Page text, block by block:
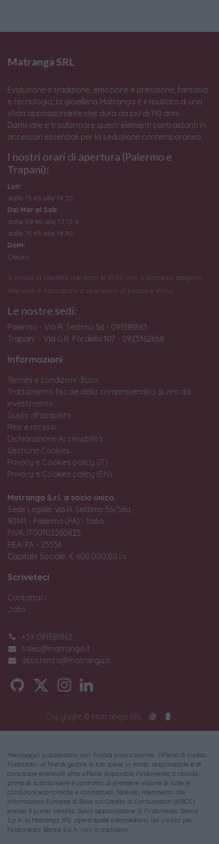
Matranga SRL
Evoluzione e tradizione, emozione e precisione, fantasia
e tecnologia, la gioielleria Matranga è il risultato di una
sfida appassionante che dura da più di 110 anni.
Dominare e trasformare questi elementi contrastanti in
accessori essenziali per la seduzione contemporanea.
I nostri orari di apertura (Palermo e
Trapani):
Lun:
dalle 15:45 alle 19:30
Dal Mar al Sab:
dalle 09:45 alle 13:15 e
dalle 15:45 alle 19:30
Dom:
Chiuso
Si avvisa la clientela che dopo le 19:00 non si potranno eseguire
interventi in laboratorio o operazioni di perizia e stima.
Le nostre sedi:
Palermo - Via R. Settimo 56 - 091581863
Trapani - Via G.B. Fardella 107 - 0923362658
Informazioni
Termini e condizioni d'uso
Trattamento fiscale della compravendita di oro da
investimento
Guida all'acquisto
Resi e recessi
Dichiarazione Accessibilità
Gestione Cookies
Privacy e Cookies policy (IT)
Privacy e Cookies policy (EN)
Matranga S.r.l. a socio unico.
Sede Legale: via R. Settimo 56/56a,
90141 - Palermo (PA) - Italia
P.IVA: IT00102260825
REA: PA - 25536
Capitale Sociale: € 600.000,00 i.v.
Scriveteci
Contattaci
Jobs
+39 091581863
sales@matranga.it
assistenza@matranga.it
Copyright © Matranga SRL
*Messaggio pubblicitario con finalità promozionale. Offerta di credito
finalizzato. Al fine di gestire le tue spese in modo responsabile e di
conoscere eventuali altre offerte disponibili, Findomestic ti ricorda,
prima di sottoscrivere il contratto, di prendere visione di tutte le
condizioni economiche e contrattuali, facendo riferimento alle
Informazioni Europee di Base sul Credito ai Consumatori (IEBCC)
presso il punto vendita. Salvo approvazione di Findomestic Banca
S.p.A. la Matranga SRL opera quale intermediario del credito per
Findomestic Banca S.p.A. non in esclusiva.